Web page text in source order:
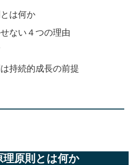
は何か
ない４つの理由
持続的成長の前提
理原則とは何か